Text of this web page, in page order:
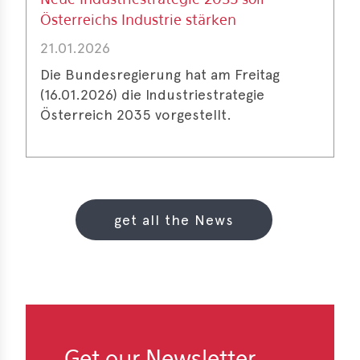
Österreichs Industrie stärken
21.01.2026
Die Bundesregierung hat am Freitag
(16.01.2026) die Industriestrategie
Österreich 2035 vorgestellt.
get all the News